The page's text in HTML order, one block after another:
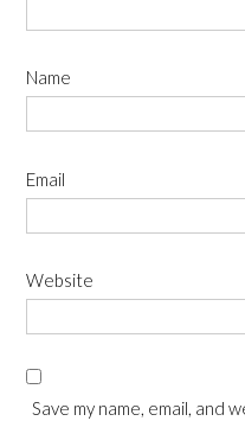
Name
Email
Website
Save my name, email, and